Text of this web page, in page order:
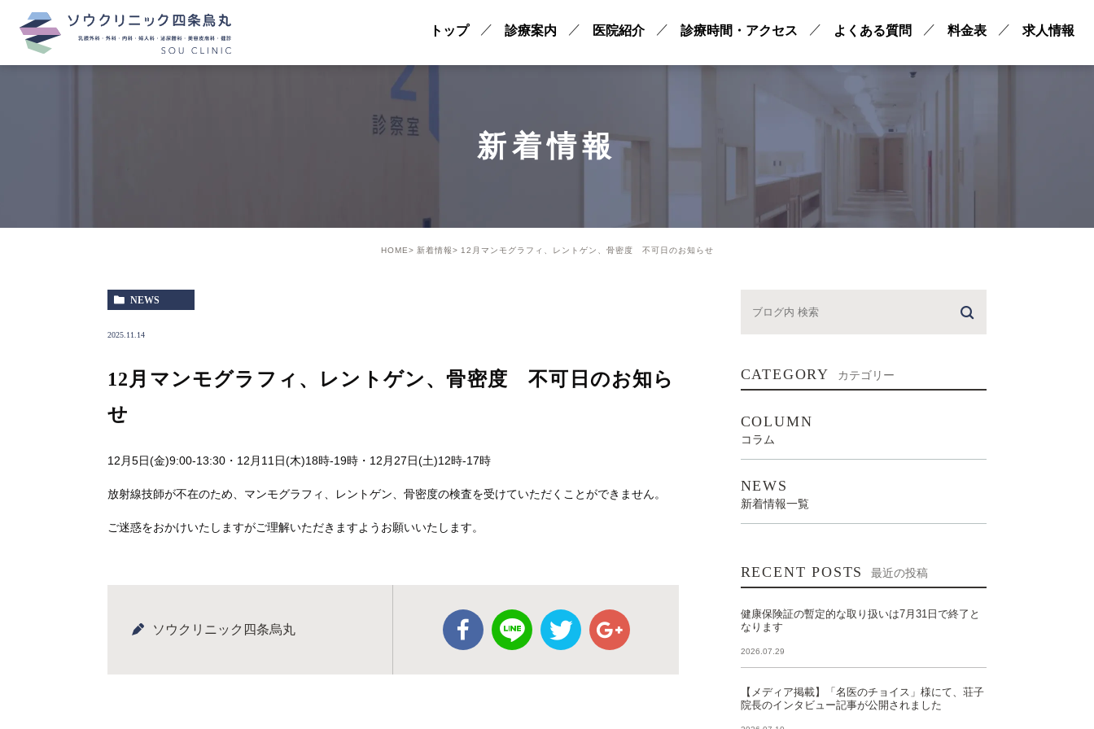
トップ 診療案内 医院紹介 診療時間・アクセス よくある質問 料金表 求人情報
新着情報
HOME 新着情報 12月マンモグラフィ、レントゲン、骨密度 不可日のお知らせ
NEWS
2025.11.14
12月マンモグラフィ、レントゲン、骨密度 不可日のお知ら
せ
12月5日(金)9:00-13:30・12月11日(木)18時-19時・12月27日(土)12時-17時
放射線技師が不在のため、マンモグラフィ、レントゲン、骨密度の検査を受けていただくことができません。
ご迷惑をおかけいたしますがご理解いただきますようお願いいたします。
ソウクリニック四条烏丸
CATEGORY カテゴリー
COLUMN
コラム
NEWS
新着情報一覧
RECENT POSTS 最近の投稿
健康保険証の暫定的な取り扱いは7月31日で終了と
なります
2026.07.29
【メディア掲載】「名医のチョイス」様にて、荘子
院長のインタビュー記事が公開されました